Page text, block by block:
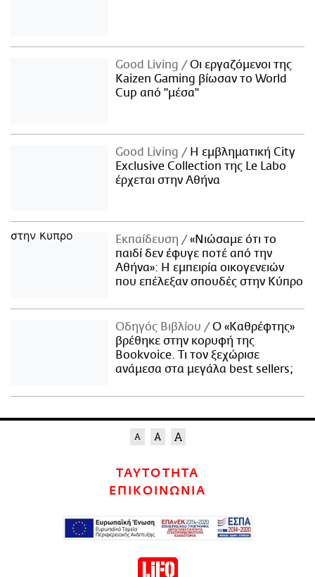
Good Living
Οι εργαζόμενοι της
Kaizen Gaming βίωσαν το World
Cup από "μέσα"
Good Living
Η εμβληματική City
Exclusive Collection της Le Labo
έρχεται στην Αθήνα
Εκπαίδευση
«Νιώσαμε ότι το
παιδί δεν έφυγε ποτέ από την
Αθήνα»: Η εμπειρία οικογενειών
που επέλεξαν σπουδές στην Κύπρο
Οδηγός Βιβλίου
Ο «Καθρέφτης»
βρέθηκε στην κορυφή της
Bookvoice. Τι τον ξεχώρισε
ανάμεσα στα μεγάλα best sellers;
ΤΑΥΤΟΤΗΤΑ
ΕΠΙΚΟΙΝΩΝΙΑ